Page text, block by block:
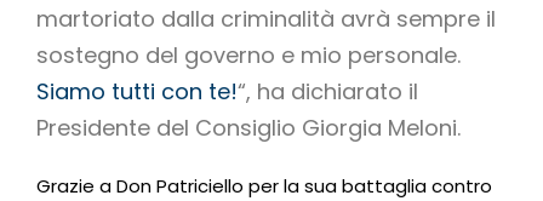
martoriato dalla criminalità avrà sempre il
sostegno del governo e mio personale.
Siamo tutti con te!“, ha dichiarato il
Presidente del Consiglio Giorgia Meloni.
Grazie a Don Patriciello per la sua battaglia contro